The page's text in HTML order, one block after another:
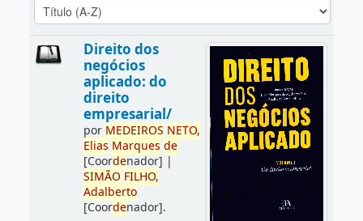
Direito dos
negócios
aplicado: do
direito
empresarial/
por MEDEIROS NETO,
Elias Marques de
[Coordenador] |
SIMÃO FILHO,
Adalberto
[Coordenador].